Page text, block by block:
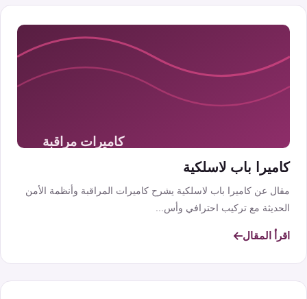
كاميرا باب لاسلكية
مقال عن كاميرا باب لاسلكية يشرح كاميرات المراقبة وأنظمة الأمن
الحديثة مع تركيب احترافي وأس...
اقرأ المقال